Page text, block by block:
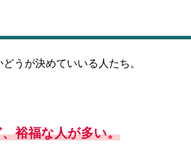
うが決めていいる人たち。
裕福な人が多い。